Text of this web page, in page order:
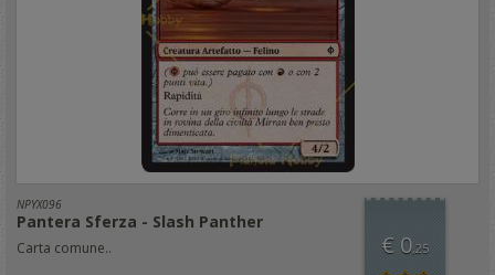
NPYX096
Pantera Sferza - Slash Panther
Carta comune.. € 0,25